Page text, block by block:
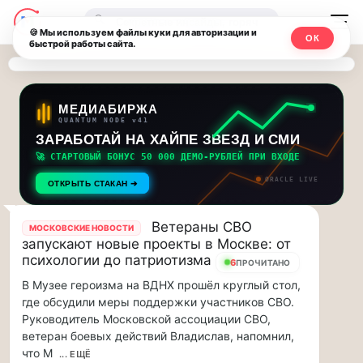
Последние
новости
и
обновления
потока:
Друзья,
приглашаем
на
музыкальную
прогулку
по
Москве
Чайковского!…
Друзья,
приглашаем
на
музыкальную
Москвичи.net
—
Главный
столичный
чат-
мессенджер,
новости
и
инсайды
Москвы
🔍
МЕДИАБИРЖА
QUANTUM NODE v41
ЗАРАБОТАЙ НА ХАЙПЕ ЗВЕЗД И СМИ
🚀 СТАРТОВЫЙ БОНУС 50 000 ДЕМО-РУБЛЕЙ ПРИ ВХОДЕ
ОТКРЫТЬ СТАКАН ➔ ORACLE LIVE
МОСКОВСКИЕ НОВОСТИ
Ветераны СВО
запускают новые проекты в Москве: от
психологии до патриотизма
6ПРОЧИТАНО
В Музее героизма на ВДНХ прошёл круглый стол,
где обсудили меры поддержки участников СВО.
Руководитель Московской ассоциации СВО,
ветеран боевых действий Владислав, напомнил,
что М ... ЕЩЁ
🍪 Мы используем файлы куки для авторизации и
быстрой работы сайта.
ОК